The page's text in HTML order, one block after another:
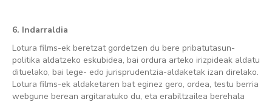
6. Indarraldia
Lotura films-ek beretzat gordetzen du bere pribatutasun-
politika aldatzeko eskubidea, bai ordura arteko irizpideak aldatu
dituelako, bai lege- edo jurisprudentzia-aldaketak izan direlako.
Lotura films-ek aldaketaren bat eginez gero, ordea, testu berria
webgune berean argitaratuko du, eta erabiltzailea berehala